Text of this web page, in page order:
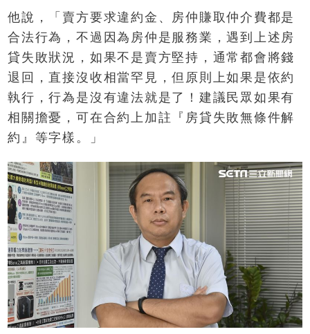
他說，「賣方要求違約金、房仲賺取仲介費都是
合法行為，不過因為房仲是服務業，遇到上述房
貸失敗狀況，如果不是賣方堅持，通常都會將錢
退回，直接沒收相當罕見，但原則上如果是依約
執行，行為是沒有違法就是了！建議民眾如果有
相關擔憂，可在合約上加註『房貸失敗無條件解
約』等字樣。」